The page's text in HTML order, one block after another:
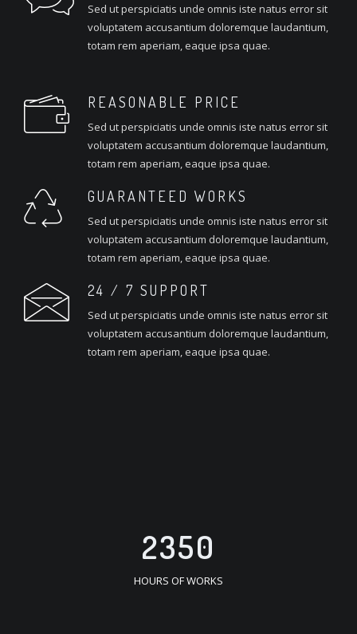
Sed ut perspiciatis unde omnis iste natus error sit
voluptatem accusantium doloremque laudantium,
totam rem aperiam, eaque ipsa quae.
REASONABLE PRICE
Sed ut perspiciatis unde omnis iste natus error sit
voluptatem accusantium doloremque laudantium,
totam rem aperiam, eaque ipsa quae.
GUARANTEED WORKS
Sed ut perspiciatis unde omnis iste natus error sit
voluptatem accusantium doloremque laudantium,
totam rem aperiam, eaque ipsa quae.
24 / 7 SUPPORT
Sed ut perspiciatis unde omnis iste natus error sit
voluptatem accusantium doloremque laudantium,
totam rem aperiam, eaque ipsa quae.
2350
HOURS OF WORKS